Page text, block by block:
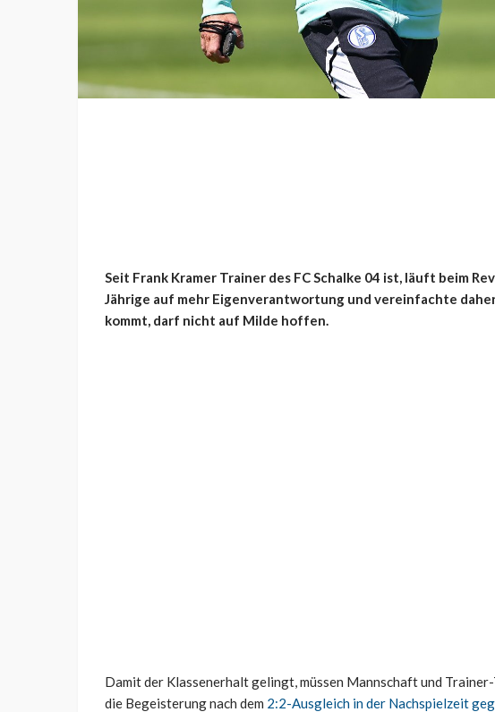
Seit Frank Kramer Trainer des FC Schalke 04 ist, läuft beim
Jährige auf mehr Eigenverantwortung und vereinfachte
kommt, darf nicht auf Milde hoffen.
Damit der Klassenerhalt gelingt, müssen Mannschaft und
die Begeisterung nach dem 2:2-Ausgleich in der Nachspielzeit